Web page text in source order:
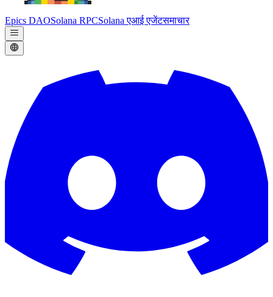
Epics DAOSolana RPCSolana एआई एजेंटसमाचार